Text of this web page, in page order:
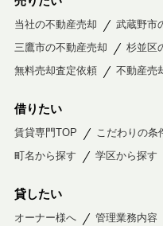
当社の不動産売却
武蔵野市
三鷹市の不動産売却
杉並区
無料売却査定依頼
不動産売
借りたい
賃貸専門TOP こだわりの条
町名から探す
学区から探す
貸したい
オーナー様へ 管理業務内容